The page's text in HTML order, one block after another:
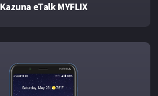
Kazuna eTalk MYFLIX